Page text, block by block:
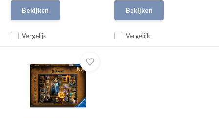
Vergelijk
Bekijken
Vergelijk
Bekijken